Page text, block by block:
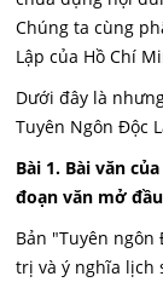
Chúng ta cùng
Lập của Hồ Chí
Dưới đây là
Tuyên Ngôn Độc
Bài 1. Bài văn
đoạn văn mở
Bản "Tuyên ngôn
trị và ý nghĩa lịch